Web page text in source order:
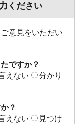
ください
意見をいただい
ですか？
えない
分かり
？
えない
見つけ